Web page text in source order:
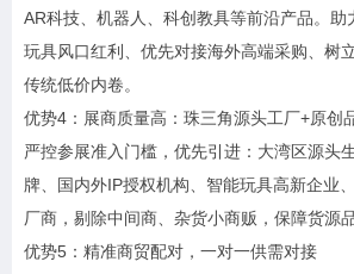
AR科技、机器人、科创教具等前沿产品。助
玩具风口红利、优先对接海外高端采购、树
传统低价内卷。
优势4：展商质量高：珠三角源头工厂+原创
严控参展准入门槛，优先引进：大湾区源头
牌、国内外IP授权机构、智能玩具高新企业
厂商，剔除中间商、杂货小商贩，保障货源品
优势5：精准商贸配对，一对一供需对接